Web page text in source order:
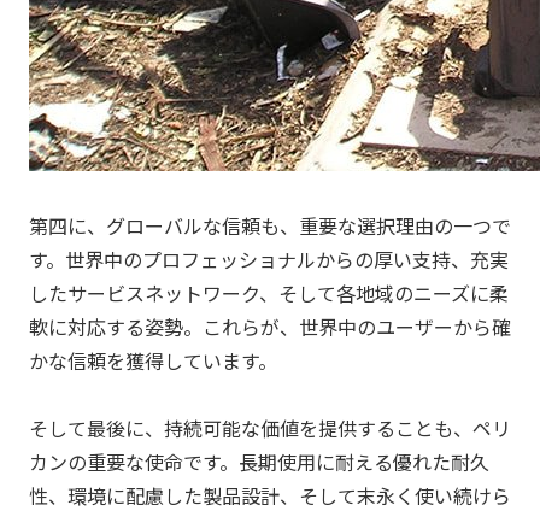
第四に、グローバルな信頼も、重要な選択理由の一つで
す。世界中のプロフェッショナルからの厚い支持、充実
したサービスネットワーク、そして各地域のニーズに柔
軟に対応する姿勢。これらが、世界中のユーザーから確
かな信頼を獲得しています。
そして最後に、持続可能な価値を提供することも、 ペリ
カンの重要な使命です。長期使用に耐える優れた耐久
性、環境に配慮した製品設計、そして末永く使い続けら